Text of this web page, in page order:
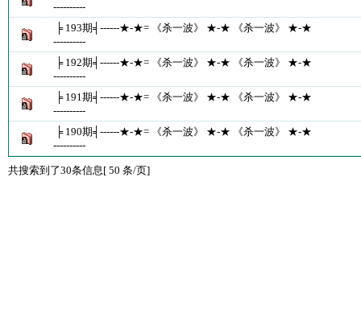
----------
╞ 193期╡------★-★= 《杀一波》 ★-★ 《杀一波》 ★-★
----------
╞ 192期╡------★-★= 《杀一波》 ★-★ 《杀一波》 ★-★
----------
╞ 191期╡------★-★= 《杀一波》 ★-★ 《杀一波》 ★-★
----------
╞ 190期╡------★-★= 《杀一波》 ★-★ 《杀一波》 ★-★
----------
共搜索到了30条信息[ 50 条/页]